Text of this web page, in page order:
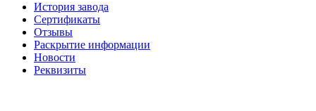
История завода
Сертификаты
Отзывы
Раскрытие информации
Новости
Реквизиты